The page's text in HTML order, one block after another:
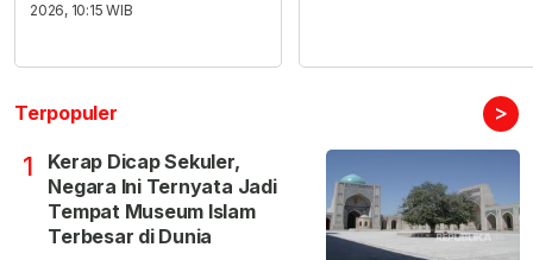
2026, 10:15 WIB
Terpopuler >
1
Kerap Dicap Sekuler,
Negara Ini Ternyata Jadi
Tempat Museum Islam
Terbesar di Dunia